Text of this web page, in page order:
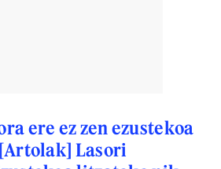
ere ez zen ezustekoa
Lasori